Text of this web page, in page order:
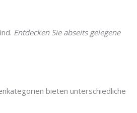
Entdecken Sie abseits gelegene
bieten unterschiedliche